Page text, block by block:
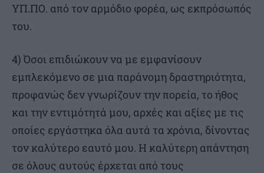
ΥΠ.ΠΟ. από τον αρμόδιο φορέα, ως εκπρόσωπός
του.
4) Όσοι επιδιώκουν να με εμφανίσουν
εμπλεκόμενο σε μια παράνομη δραστηριότητα,
προφανώς δεν γνωρίζουν την πορεία, το ήθος
και την εντιμότητά μου, αρχές και αξίες με τις
οποίες εργάστηκα όλα αυτά τα χρόνια, δίνοντας
τον καλύτερο εαυτό μου. Η καλύτερη απάντηση
σε όλους αυτούς έρχεται από τους